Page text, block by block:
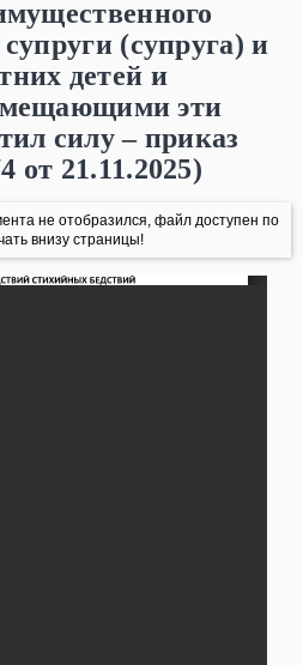
(супруга) и
детей и
эти
силу – приказ
21.11.2025)
не отобразился, файл доступен по
внизу страницы!